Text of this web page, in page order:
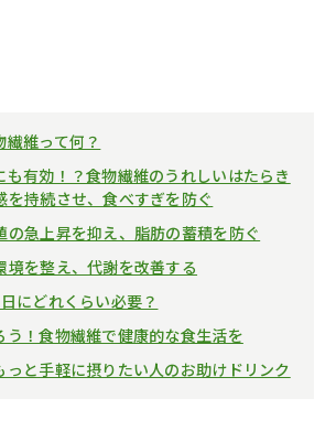
維って何？
も有効！？食物繊維のうれしいはたらき
を持続させ、食べすぎを防ぐ
の急上昇を抑え、脂肪の蓄積を防ぐ
境を整え、代謝を改善する
にどれくらい必要？
う！食物繊維で健康的な食生活を
っと手軽に摂りたい人のお助けドリンク